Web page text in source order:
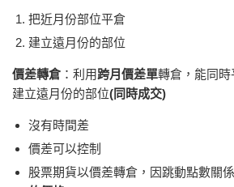
把近月份部位平倉
建立遠月份的部位
價差轉倉 ：利用跨月價差單轉倉，能同
建立遠月份的部位(同時成交)
沒有時間差
價差可以控制
股票期貨以價差轉倉，因跳動點數關係